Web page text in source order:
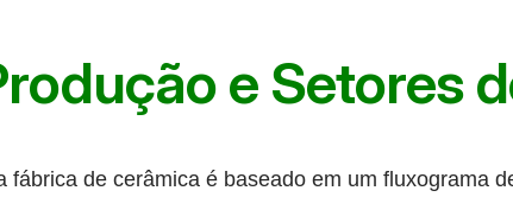
e Setores
fábrica de cerâmica é baseado em um fluxograma